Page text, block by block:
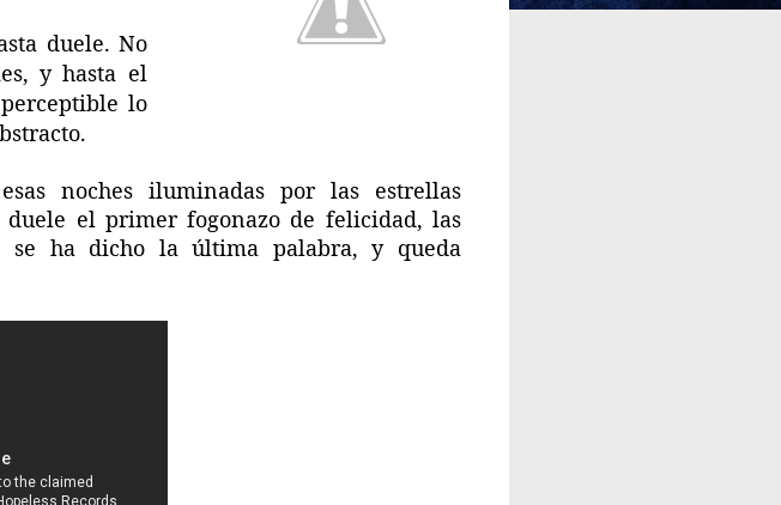
duele. No
y hasta el
lo
noches iluminadas por las estrellas
duele el primer fogonazo de felicidad, las
se ha dicho la última palabra, y queda